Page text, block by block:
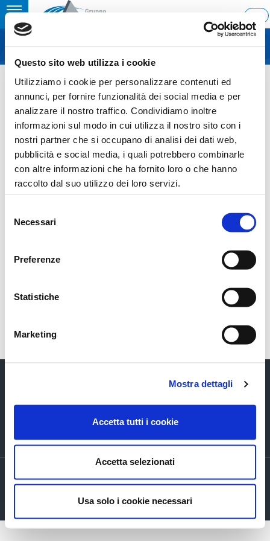
Questo sito web utilizza i cookie
Utilizziamo i cookie per personalizzare contenuti ed
annunci, per fornire funzionalità dei social media e per
analizzare il nostro traffico. Condividiamo inoltre
informazioni sul modo in cui utilizza il nostro sito con i
nostri partner che si occupano di analisi dei dati web,
pubblicità e social media, i quali potrebbero combinarle
con altre informazioni che ha fornito loro o che hanno
raccolto dal suo utilizzo dei loro servizi.
delNecessari
Preferenze
Statistiche
Marketing
Mostra dettagli
Accetta tutti i cookie
Accetta selezionati
Usa solo i cookie necessari
Toggle
navigation
MENU
Last update: 2020/05/27 15:45
27.05.2020
EXTRACT FROM THE
SHAREHOLDERS’
AGREEMENTS
COS_Ascopiave_Patto parasociale_ENG_27052020
0438 82096 C.F. - P.I. - R.I. 03916270261
Privacy policy